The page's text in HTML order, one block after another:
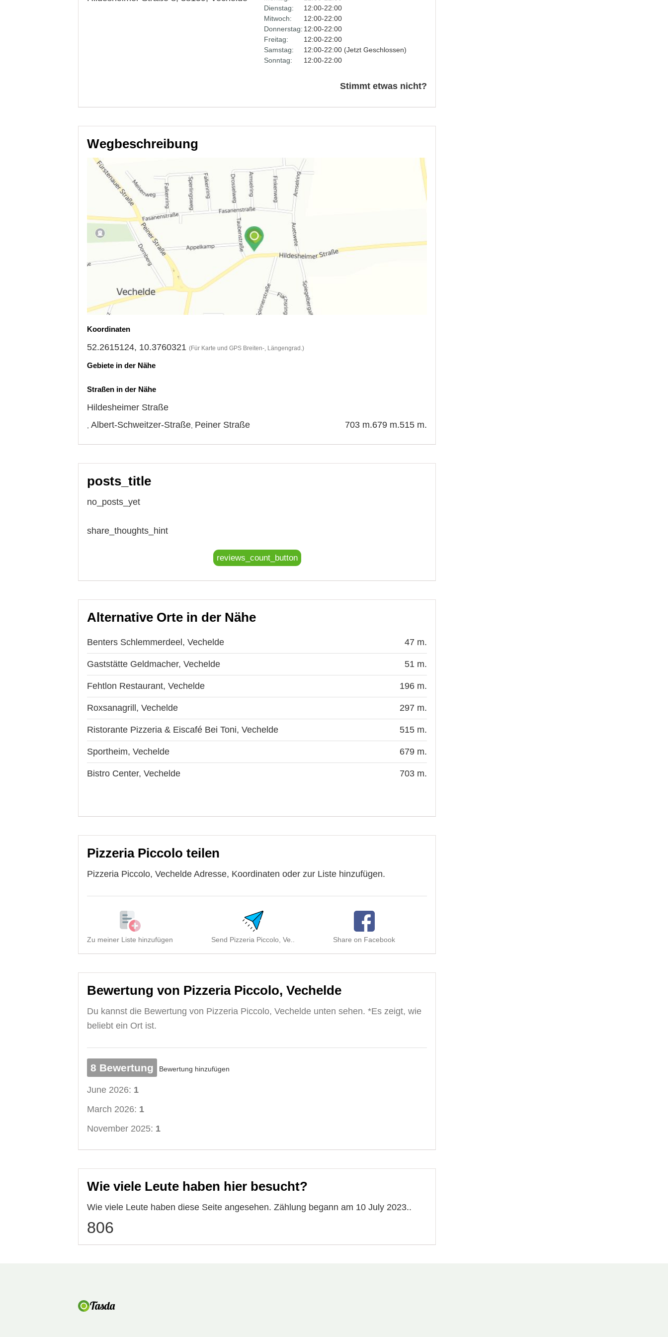
Dienstag:
12:00-22:00
Mitwoch:
12:00-22:00
Donnerstag: 12:00-22:00
Freitag:
12:00-22:00
Samstag:
12:00-22:00 (Jetzt Geschlossen)
Sonntag:
12:00-22:00
Stimmt etwas nicht?
Wegbeschreibung
Koordinaten
52.2615124, 10.3760321 (Für Karte und GPS Breiten-, Längengrad.)
Gebiete in der Nähe
Straßen in der Nähe
Hildesheimer Straße
515 m.
Albert-Schweitzer-Straße 679 m.
Peiner Straße 703 m.
posts_title
no_posts_yet
share_thoughts_hint
reviews_count_button
Alternative Orte in der Nähe
Benters Schlemmerdeel, Vechelde 47 m.
Gaststätte Geldmacher, Vechelde 51 m.
Fehtlon Restaurant, Vechelde 196 m.
Roxsanagrill, Vechelde 297 m.
Ristorante Pizzeria & Eiscafé Bei Toni, Vechelde 515 m.
Sportheim, Vechelde 679 m.
Bistro Center, Vechelde 703 m.
Pizzeria Piccolo teilen
Pizzeria Piccolo, Vechelde Adresse, Koordinaten oder zur Liste hinzufügen.
Zu meiner Liste hinzufügen Send Pizzeria Piccolo, Ve.. Share on Facebook
Bewertung von Pizzeria Piccolo, Vechelde
Du kannst die Bewertung von Pizzeria Piccolo, Vechelde unten sehen. *Es zeigt, wie
beliebt ein Ort ist.
8 Bewertung Bewertung hinzufügen
June 2026: 1
March 2026: 1
November 2025: 1
Wie viele Leute haben hier besucht?
Wie viele Leute haben diese Seite angesehen. Zählung begann am 10 July 2023..
806